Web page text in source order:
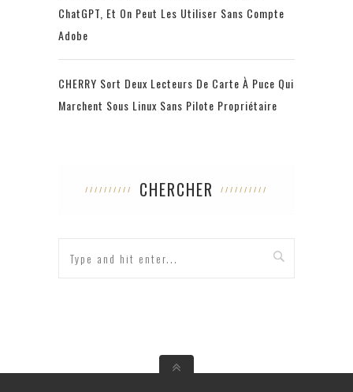
ChatGPT, Et On Peut Les Utiliser Sans Compte
Adobe
CHERRY Sort Deux Lecteurs De Carte À Puce Qui
Marchent Sous Linux Sans Pilote Propriétaire
CHERCHER